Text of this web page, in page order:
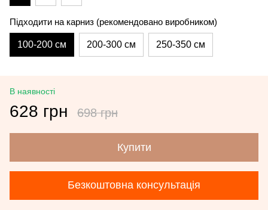
Підходити на карниз (рекомендовано виробником)
100-200 см 200-300 см 250-350 см
В наявності
628 грн 698 грн
Купити
Безкоштовна консультація